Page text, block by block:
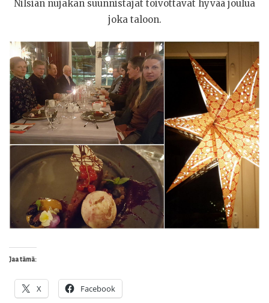
Nilsiän nujakan suunnistajat toivottavat hyvää joulua
joka taloon.
Jaa tämä:
X Facebook